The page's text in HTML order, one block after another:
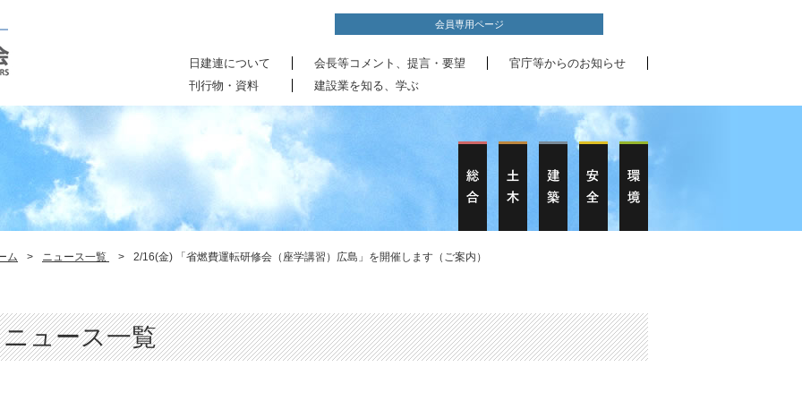
会員専用ページ
日建連について 会長等コメント、提言・要望
官庁等からのお知らせ
刊行物・資料
建設業を知る、学ぶ
ム > ニュース一覧 > 2/16(金) 「省燃費運転研修会（座学講習）広島」を開催します（ご案内）
ニュース一覧